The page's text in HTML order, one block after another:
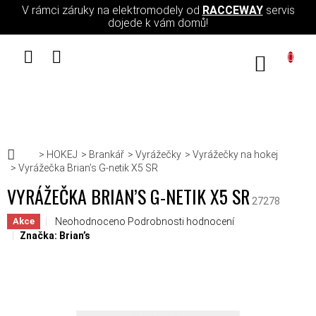
Přejít na obsah
V rámci záruky na elektromodely od RACCEWAYservis
dojede k vám domů!
Domů
HOKEJ Brankář Vyrážečky
Vyrážečky na hokej
Vyrážečka Brian’s G-netik X5 SR
VYRÁŽEČKA BRIAN’S G-NETIK X5 SR 27278
Akce Průměrné hodnocení produktu je 0,0 z 5 hvězdiček.
Neohodnoceno Podrobnosti hodnocení
Značka: Brian’s